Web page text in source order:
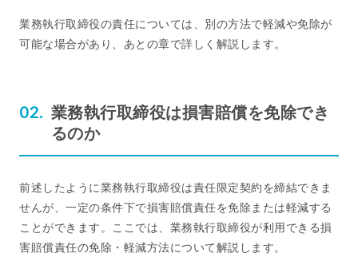
業務執行取締役の責任については、別の方法で軽減や免除が
可能な場合があり、あとの章で詳しく解説します。
業務執行取締役は損害賠償を免除でき
るのか
前述したように業務執行取締役は責任限定契約を締結できま
せんが、一定の条件下で損害賠償責任を免除または軽減する
ことができます。ここでは、業務執行取締役が利用できる損
害賠償責任の免除・軽減方法について解説します。